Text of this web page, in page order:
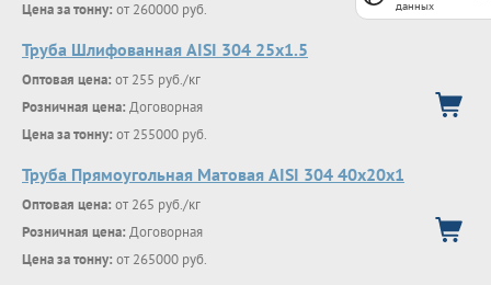
Цена за тонну: от 260000 руб.
Труба Шлифованная AISI 304 25х1.5
Оптовая цена: от 255 руб./кг
Розничная цена: Договорная
Цена за тонну: от 255000 руб.
Труба Прямоугольная Матовая AISI 304 40х20х1
Оптовая цена: от 265 руб./кг
Розничная цена: Договорная
Цена за тонну: от 265000 руб.
данных